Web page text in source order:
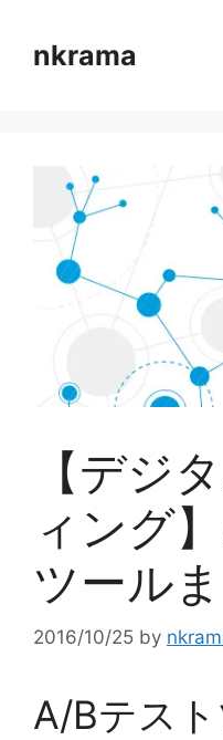
nkrama
【デジ
ィング
ツール
2016/10/25 by
A/Bテス